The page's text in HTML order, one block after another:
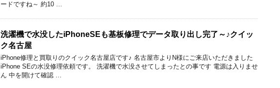
ードですね～ 約10 …
洗濯機で水没したiPhoneSEも基板修理でデータ取り出し完了～♪クイッ
ク名古屋
iPhone修理と買取りのクイック名古屋店です♪ 名古屋市よりN様にご来店いただきました
iPhone SEの水没修理依頼です。 洗濯機で水没させてしまったとの事です 電源は入りませ
ん 中を開けて確認 …